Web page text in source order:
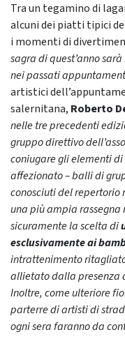
Tra un tegamino di
alcuni dei piatti tipici
i momenti di
sagra di quest’anno
nei passati
artistici
salernitana, Roberto
nelle tre precedenti
gruppo direttivo
coniugare gli elementi
affezionato – balli di
conosciuti del repertorio
una più ampia rassegna
sicuramente la scelta di
esclusivamente ai
intrattenimento
allietato dalla presenza
Inoltre, come ulteriore
parterre di artisti di
ogni sera faranno da